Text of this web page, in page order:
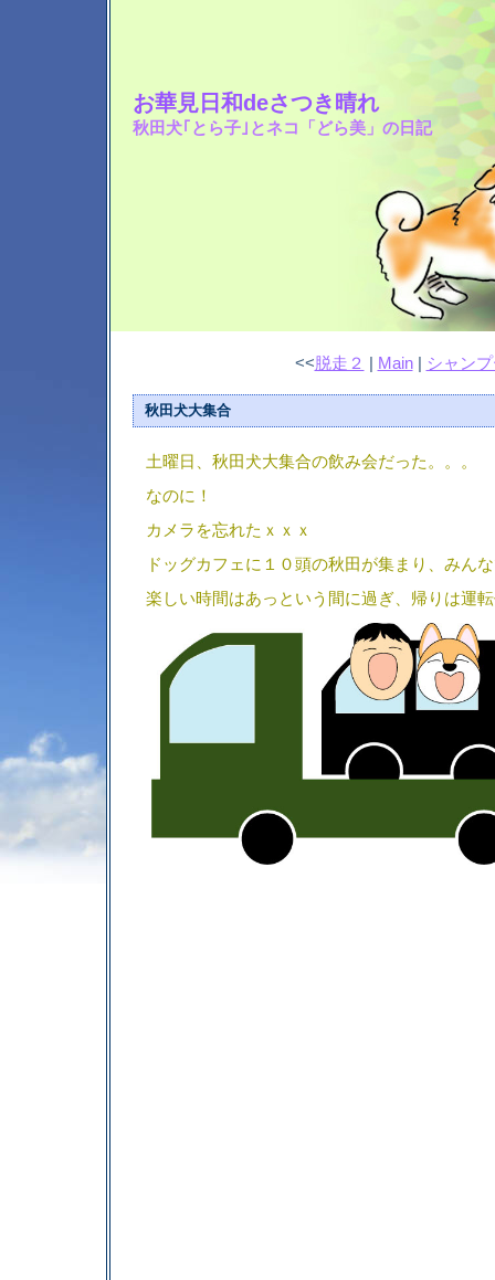
お華見日和deさつき晴れ
秋田犬｢とら子｣とネコ「どら美」の日記
<<脱走２ | Main| シャン
秋田犬大集合
土曜日、秋田犬大集合の飲み会だった。。。
なのに！
カメラを忘れたｘｘｘ
ドッグカフェに１０頭の秋田が集まり、みん
楽しい時間はあっという間に過ぎ、帰りは運